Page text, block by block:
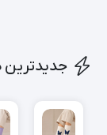
جدیدترین